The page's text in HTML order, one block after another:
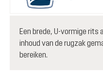
Een brede, U-vormige rits
inhoud van de rugzak
bereiken.